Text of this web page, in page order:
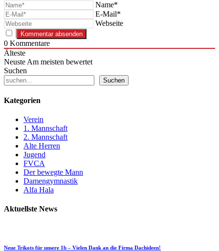
Name*
E-Mail*
Webseite
0 Kommentare
Älteste
NeusteAm meisten bewertet
Suchen
Suchen
Kategorien
Verein
1. Mannschaft
2. Mannschaft
Alte Herren
Jugend
FVCA
Der bewegte Mann
Damengymnastik
Alfa Hala
Aktuellste News
Neue Trikots für unsere 1b – Vielen Dank an die Firma Dachideen!